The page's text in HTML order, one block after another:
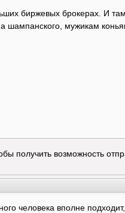
биржевых брокерах. И
мужикам
получить возможность
человека вполне